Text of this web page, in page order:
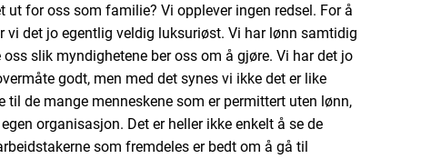
ut for oss som familie? Vi opplever ingen redsel. For å
vi det jo egentlig veldig luksuriøst. Vi har lønn samtidig
slik myndighetene ber oss om å gjøre. Vi har det jo
godt, men med det synes vi ikke det er like
til de mange menneskene som er permittert uten lønn,
organisasjon. Det er heller ikke enkelt å se de
som fremdeles er bedt om å gå til